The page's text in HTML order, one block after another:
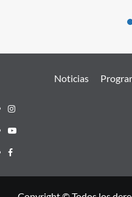
Noticias
Instagram
Youtube
Facebook